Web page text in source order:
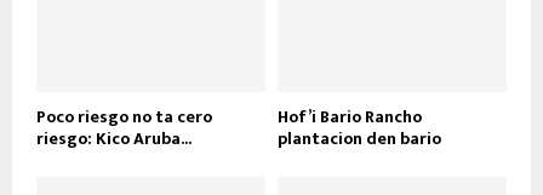
Poco riesgo no ta cero
riesgo: Kico Aruba...
Hof’i Bario Rancho
plantacion den bario